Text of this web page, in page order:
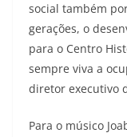
social também
gerações, o
para o Centro
sempre viva a
diretor executivo
Para o músico